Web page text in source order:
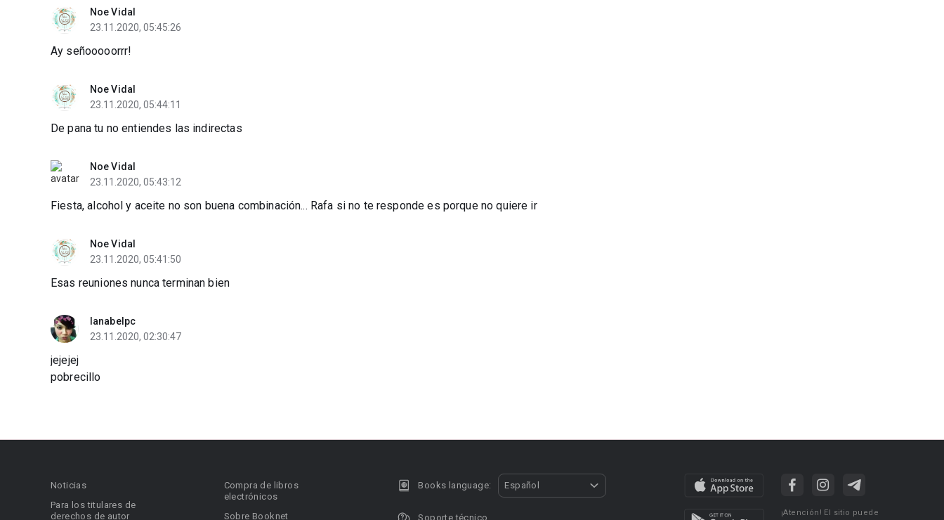
Noe Vidal
23.11.2020, 05:45:26
Ay señooooorrr!
Noe Vidal
23.11.2020, 05:44:11
De pana tu no entiendes las indirectas
Noe Vidal
23.11.2020, 05:43:12
Fiesta, alcohol y aceite no son buena combinación... Rafa si no te responde es porque no quiere ir
Noe Vidal
23.11.2020, 05:41:50
Esas reuniones nunca terminan bien
lanabelpc
23.11.2020, 02:30:47
jejejej
pobrecillo
Noticias
Para los titulares de
derechos de autor
Compra de libros
electrónicos
Sobre Booknet
Books language: Español
Soporte técnico
¡Atención! El sitio puede